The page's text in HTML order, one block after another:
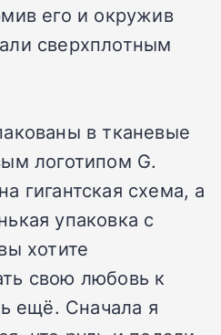
его и окружив
сверхплотным
в тканевые
логотипом G.
гигантская схема, а
упаковка с
хотите
свою любовь к
ещё. Сначала я